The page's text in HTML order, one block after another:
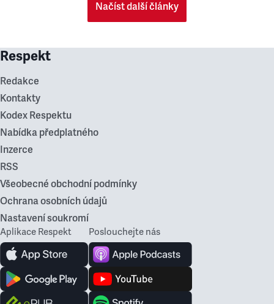
Načíst další články
Respekt
Redakce
Kontakty
Kodex Respektu
Nabídka předplatného
Inzerce
RSS
Všeobecné obchodní podmínky
Ochrana osobních údajů
Nastavení soukromí
Aplikace Respekt Poslouchejte nás